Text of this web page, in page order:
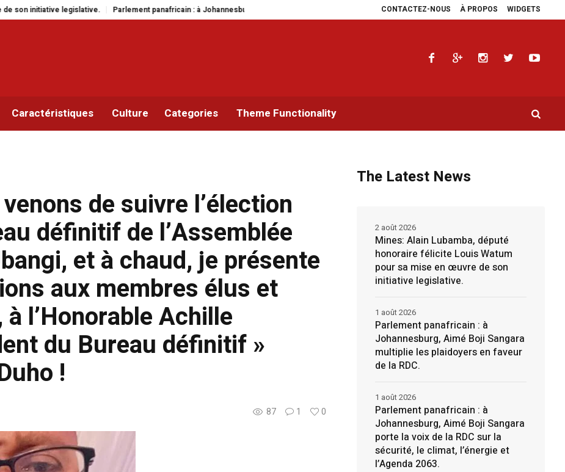
CONTACTEZ-NOUS À PROPOS WIDGETS
panafricain : à Johannesburg, Aimé Boji Sangara multiplie les plaidoyers en faveur de la RDC. Parlement panafricain : à Johannesburg, Aimé Boji
Caractéristiques Culture Categories Theme Functionality
de suivre l’élection
définitif de l’Assemblée
et à chaud, je présente
aux membres élus et
l’Honorable Achille
du Bureau définitif »
!
87 1 0
The Latest News
Mines: Alain Lubamba, député
honoraire félicite Louis Watum
pour sa mise en œuvre de son
initiative legislative.
2 août 2026
Parlement panafricain : à
Johannesburg, Aimé Boji Sangara
multiplie les plaidoyers en faveur
de la RDC.
1 août 2026
Parlement panafricain : à
Johannesburg, Aimé Boji Sangara
porte la voix de la RDC sur la
sécurité, le climat, l’énergie et
l’Agenda 2063.
1 août 2026